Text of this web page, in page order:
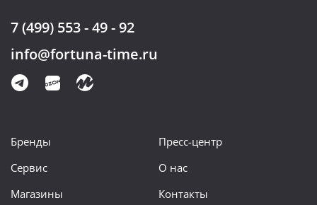
7 (499) 553 - 49 - 92
info@fortuna-time.ru
Бренды
Пресс-центр
Сервис
О нас
Магазины
Контакты